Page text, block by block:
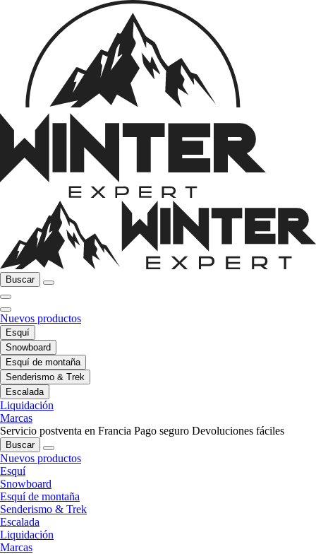
Buscar
Nuevos productos
Esquí
Snowboard
Esquí de montaña
Senderismo & Trek
Escalada
Liquidación
Marcas
Servicio postventa en Francia Pago seguro Devoluciones fáciles
Buscar
Nuevos productos
Esquí
Snowboard
Esquí de montaña
Senderismo & Trek
Escalada
Liquidación
Marcas